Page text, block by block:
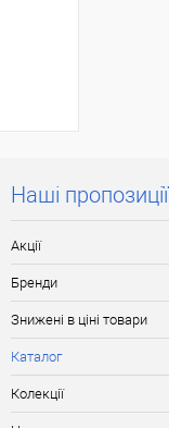
Наші пропозиції
Акції
Бренди
Знижені в ціні товари
Каталог
Колекції